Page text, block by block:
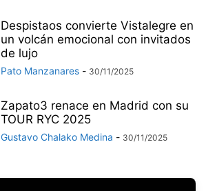
Despistaos convierte Vistalegre en
un volcán emocional con invitados
de lujo
Pato Manzanares - 30/11/2025
Zapato3 renace en Madrid con su
TOUR RYC 2025
Gustavo Chalako Medina - 30/11/2025